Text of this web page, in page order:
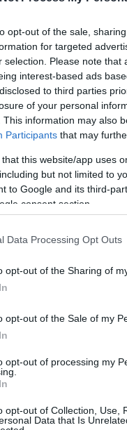
opt-out of the sale,
for targeted
selection. Please note
interest-based ads
to third parties
of your personal
This information may also
Participants that may
that this website/app uses
but not limited to
to Google and its third-
consent section.
Data Processing Opt Outs
opt-out of the Sharing of
opt-out of the Sale of my
opt-out of processing my
opt-out of Collection, Use,
Data that Is
5051604
minősülnek, értük a szolgáltatás
Részletek aFelhasználási feltételekbenés az
! ‐Belépés Facebookkal